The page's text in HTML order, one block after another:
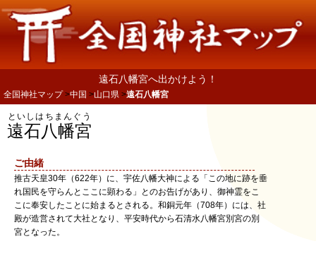
遠石八幡宮へ出かけよう！
全国神社マップ 中国 山口県 遠石八幡宮
遠石八幡宮
といしはちまんぐう
ご由緒
推古天皇30年（622年）に、宇佐八幡大神による「この地に跡を垂
れ国民を守らんとここに顕わる」とのお告げがあり、御神霊をこ
こに奉安したことに始まるとされる。和銅元年（708年）には、社
殿が造営されて大社となり、平安時代から石清水八幡宮別宮の別
宮となった。